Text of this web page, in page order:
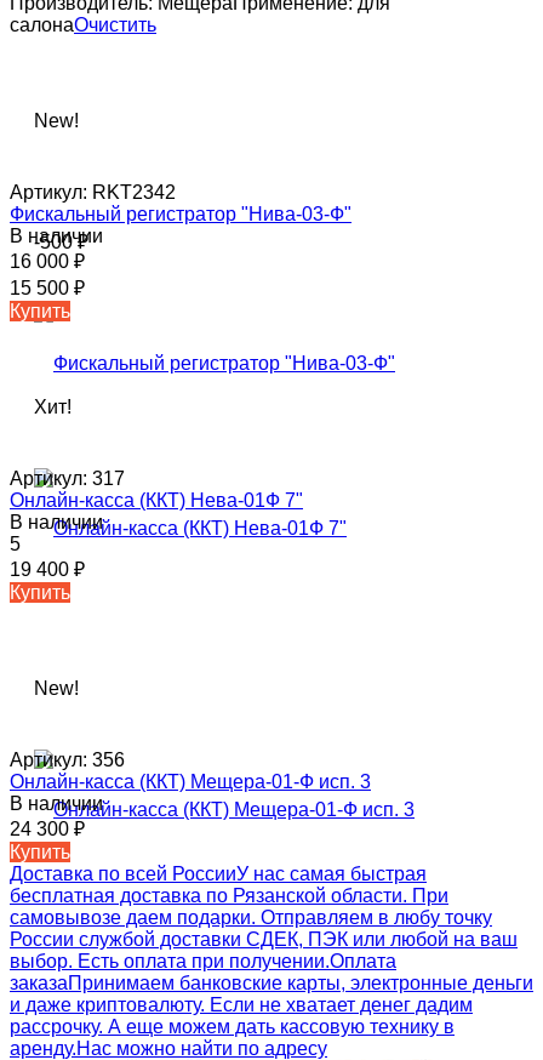
салонаОчистить
New!
-500₽
Артикул: RKT2342
Фискальный регистратор "Нива-03-Ф"
В наличии
16 000 ₽
15 500 ₽
Купить
Хит!
Артикул: 317
Онлайн-касса (ККТ) Нева-01Ф 7"
В наличии
5
19 400 ₽
Купить
New!
Артикул: 356
Онлайн-касса (ККТ) Мещера-01-Ф исп. 3
В наличии
24 300 ₽
Купить
Доставка по всей РоссииУ нас самая быстрая
бесплатная доставка по Рязанской области. При
самовывозе даем подарки. Отправляем в любу точку
России службой доставки СДЕК, ПЭК или любой на ваш
выбор. Есть оплата при получении.Оплата
заказаПринимаем банковские карты, электронные деньги
и даже криптовалюту. Если не хватает денег дадим
рассрочку. А еще можем дать кассовую технику в
аренду.Нас можно найти по адресу